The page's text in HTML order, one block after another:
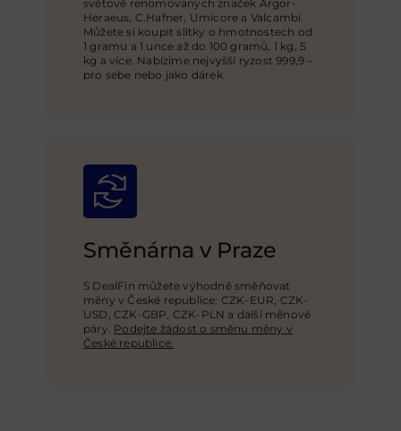
světově renomovaných značek Argor-
Heraeus, C.Hafner, Umicore a Valcambi.
Můžete si koupit slitky o hmotnostech od
1 gramu a 1 unce až do 100 gramů, 1 kg, 5
kg a více. Nabízíme nejvyšší ryzost 999,9 –
pro sebe nebo jako dárek.
Směnárna v Praze
S DealFin můžete výhodně směňovat
měny v České republice: CZK-EUR, CZK-
USD, CZK-GBP , CZK-PLN a další měnové
páry. Podejte žádost o směnu měny v
České republice.